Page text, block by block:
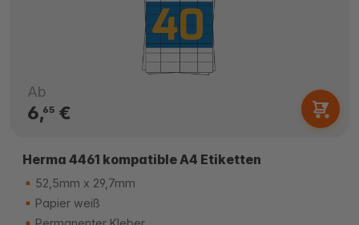
Ab
6,65€
Herma 4461 kompatible A4 Etiketten
52,5mm x 29,7mm
Papier weiß